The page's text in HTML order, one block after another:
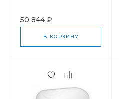
50 844 ₽
В КОРЗИНУ